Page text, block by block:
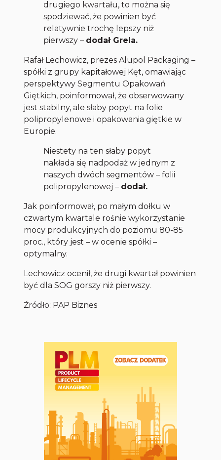
drugiego kwartału, to można się
spodziewać, że powinien być
relatywnie trochę lepszy niż
pierwszy – dodał Grela.
Rafał Lechowicz, prezes Alupol Packaging –
spółki z grupy kapitałowej Kęt, omawiając
perspektywy Segmentu Opakowań
Giętkich, poinformował, że obserwowany
jest stabilny, ale słaby popyt na folie
polipropylenowe i opakowania giętkie w
Europie.
Niestety na ten słaby popyt
nakłada się nadpodaż w jednym z
naszych dwóch segmentów – folii
polipropylenowej – dodał.
Jak poinformował, po małym dołku w
czwartym kwartale rośnie wykorzystanie
mocy produkcyjnych do poziomu 80-85
proc., który jest – w ocenie spółki –
optymalny.
Lechowicz ocenił, że drugi kwartał powinien
być dla SOG gorszy niż pierwszy.
Źródło: PAP Biznes